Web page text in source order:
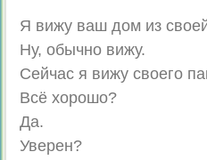
Я вижу ваш дом из
Ну, обычно вижу.
Сейчас я вижу своего
Всё хорошо?
Да.
Уверен?